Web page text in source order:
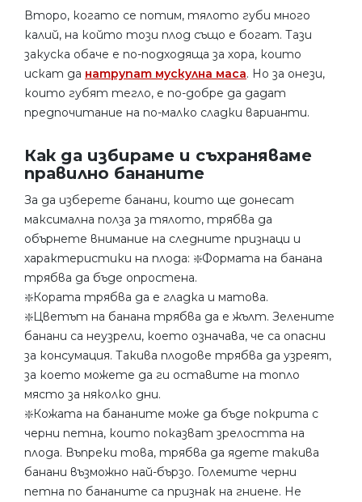
Второ, когато се потим, тялото губи много
калий, на който този плод също е богат. Тази
закуска обаче е по-подходяща за хора, които
искат да натрупат мускулна маса. Но за онези,
които губят тегло, е по-добре да дадат
предпочитание на по-малко сладки варианти.
Как да избираме и съхраняваме
правилно бананите
За да изберете банани, които ще донесат
максимална полза за тялото, трябва да
обърнете внимание на следните признаци и
характеристики на плода: ❇️Формата на банана
трябва да бъде опростена.
❇️Кората трябва да е гладка и матова.
❇️Цветът на банана трябва да е жълт. Зелените
банани са неузрели, което означава, че са опасни
за консумация. Такива плодове трябва да узреят,
за което можете да ги оставите на топло
място за няколко дни.
❇️Кожата на бананите може да бъде покрита с
черни петна, които показват зрелостта на
плода. Въпреки това, трябва да ядете такива
банани възможно най-бързо. Големите черни
петна по бананите са признак на гниене. Не